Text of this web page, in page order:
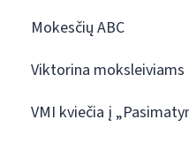
Mokesčių ABC
Viktorina moksleiviams
VMI kviečia į